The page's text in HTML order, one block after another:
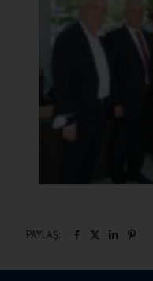
PAYLAŞ: